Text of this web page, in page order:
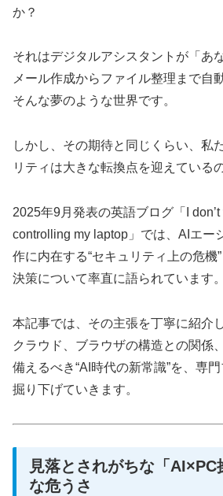
か？
それはデジタルアシスタントが「あ
メール作成からファイル整理まで自
そんな夢のような世界です。
しかし、その期待と同じくらい、私
リティは大きな転換点を迎えている
2025年9月発表の英語ブログ「I
controlling my laptop」では、AIエー
作に内在する“セキュリティ上の危機
決策について率直に語られています。
本記事では、その主張を丁寧に紹介
クラウド、ブラウザの構造との関係
備えるべき“AI時代の新常識”を、専
掘り下げていきます。
見落とされがちな「AI×PC
な危うさ